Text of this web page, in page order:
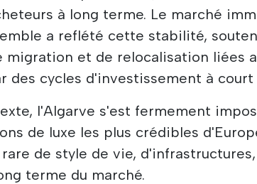
à long terme. Le marché
a reflété cette stabilité,
migration et de relocalisation liées
des cycles d'investissement à court
l'Algarve s'est fermement
de luxe les plus crédibles
de style de vie,
terme du marché.